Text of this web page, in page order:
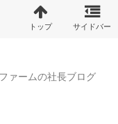
ァームの社長ブログ